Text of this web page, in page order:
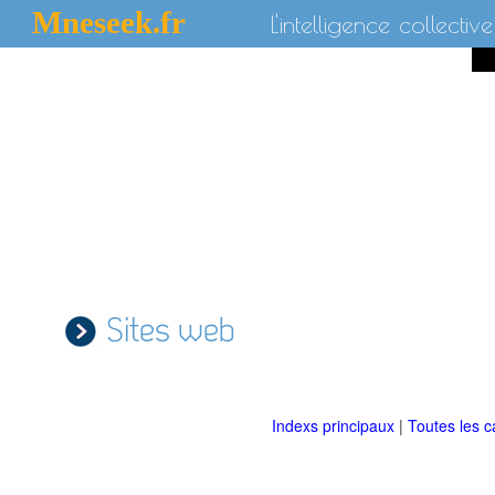
Mneseek.fr L'intelligence collective
Sites web
Indexs principaux | Toutes les